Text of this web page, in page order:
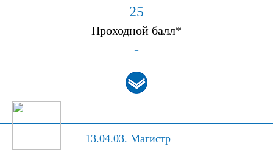
25
Проходной балл*
-
13.04.03. Магистр